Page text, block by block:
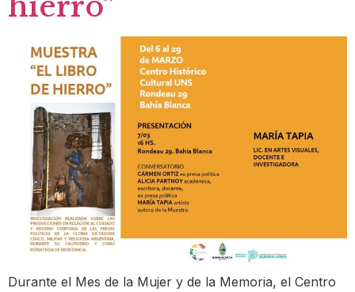
Durante el Mes de la Mujer y de la Memoria, el Centro